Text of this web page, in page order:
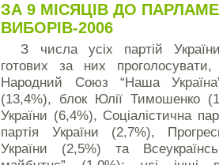
ЗА 9 МІСЯЦІВ ДО
ВИБОРІВ-2006
З числа усіх партій
готових за них
Народний Союз “Наша
(13,4%), блок Юлії Тимошенко
України (6,4%), Соціалістична
партія України (2,7%),
України (2,5%) та